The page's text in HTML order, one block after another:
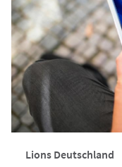
Lions Deutschland